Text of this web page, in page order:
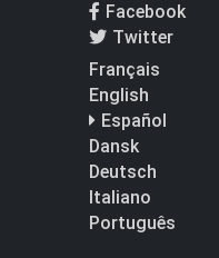
Facebook
Twitter
Français
English
Español
Dansk
Deutsch
Italiano
Português